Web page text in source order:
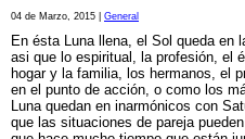
04 de Marzo, 2015 | General
En ésta Luna llena, el Sol queda en
asi que lo espiritual, la profesión, el
hogar y la familia, los hermanos, el
en el punto de acción, o como los
Luna quedan en inarmónicos con
que las situaciones de pareja